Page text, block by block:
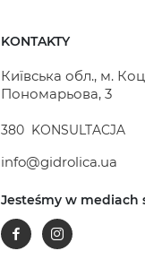
KONTAKTY
Київська обл., м.
Пономарьова, 3
380 KONSULTACJA
info@gidrolica.ua
Jesteśmy w mediach
FacebookInstagram